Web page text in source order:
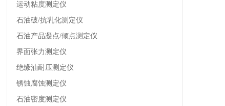
运动粘度测定仪
石油破/抗乳化测定仪
石油产品凝点/倾点测定仪
界面张力测定仪
绝缘油耐压测定仪
锈蚀腐蚀测定仪
石油密度测定仪